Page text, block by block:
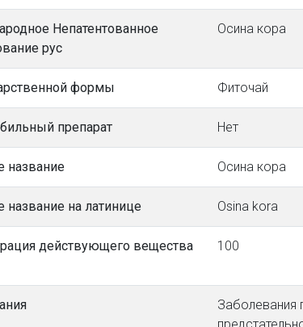
Непатентованное
рус
Осина кора
формы Фиточай
препарат Нет
название Осина кора
название на латинице Osina kora
действующего вещества
100
Заболевания